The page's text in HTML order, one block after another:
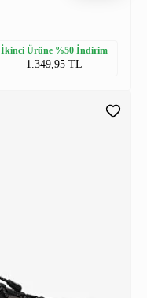
İkinci Ürüne %50 İndirim
1.349,95 TL